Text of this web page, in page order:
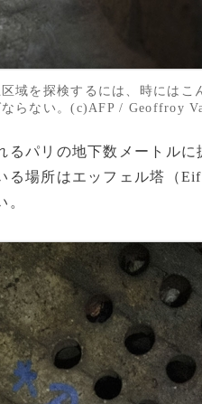
域を探検するには、時にはこ
らない。(c)AFP / Geoffroy
パリの地下数メートルに
る場所はエッフェル塔（